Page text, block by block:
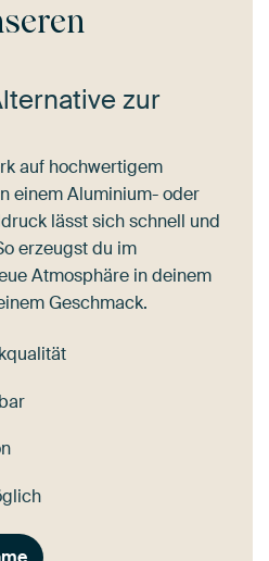
zur
auf hochwertigem
einem Aluminium- oder
lässt sich schnell und
erzeugst du im
Atmosphäre in deinem
Geschmack.